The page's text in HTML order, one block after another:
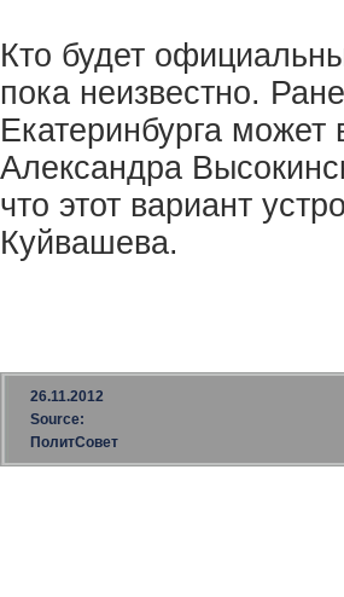
Кто будет
пока неизвестно.
Екатеринбурга
Александра
что этот вариант
Куйвашева.
26.11.2012
Source:
ПолитСовет